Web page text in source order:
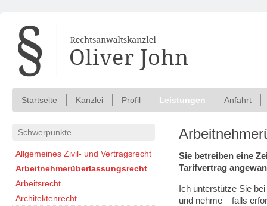
Startseite Kanzlei Profil Leistungen Anfahrt
Sie betreiben eine
Tarifvertrag
Ich unterstütze Sie
und nehme – falls
Schwerpunkte
Allgemeines Zivil- und Vertragsrecht
Arbeitnehmerüberlassungsrecht
Arbeitsrecht
Architektenrecht